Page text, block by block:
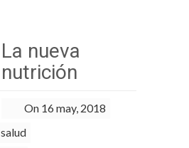
La nueva
nutrición
On 16 may, 2018